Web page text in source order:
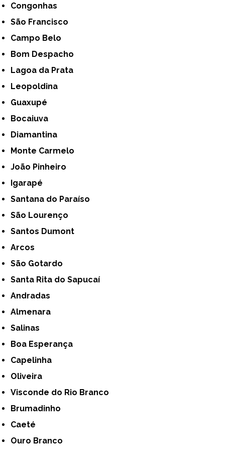
Congonhas
São Francisco
Campo Belo
Bom Despacho
Lagoa da Prata
Leopoldina
Guaxupé
Bocaiuva
Diamantina
Monte Carmelo
João Pinheiro
Igarapé
Santana do Paraíso
São Lourenço
Santos Dumont
Arcos
São Gotardo
Santa Rita do Sapucaí
Andradas
Almenara
Salinas
Boa Esperança
Capelinha
Oliveira
Visconde do Rio Branco
Brumadinho
Caeté
Ouro Branco